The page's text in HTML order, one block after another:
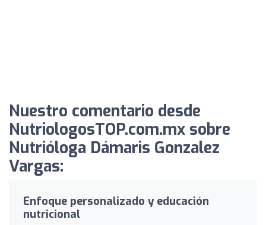
Nuestro comentario desde
NutriologosTOP.com.mx sobre
Nutrióloga Dámaris Gonzalez
Vargas:
Enfoque personalizado y educación
nutricional